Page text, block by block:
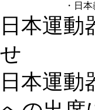
・日
日本運
せ
日本運